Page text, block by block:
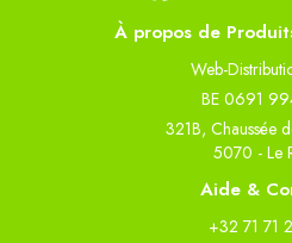
À propos de
Web-
BE 0691
321B, Chaussée
5070 - Le
Aide &
+32 71 71